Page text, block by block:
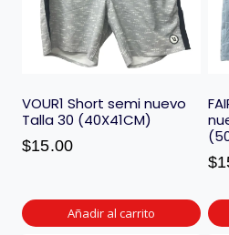
VOUR1 Short semi nuevo
Talla 30 (40X41CM)
$15.00
Añadir al carrito
$